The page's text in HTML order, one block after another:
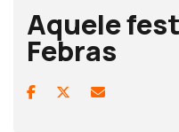
Aquele
Febras